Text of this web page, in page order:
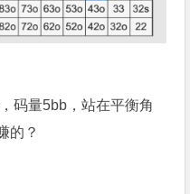
码量5bb，站在平衡角
的？